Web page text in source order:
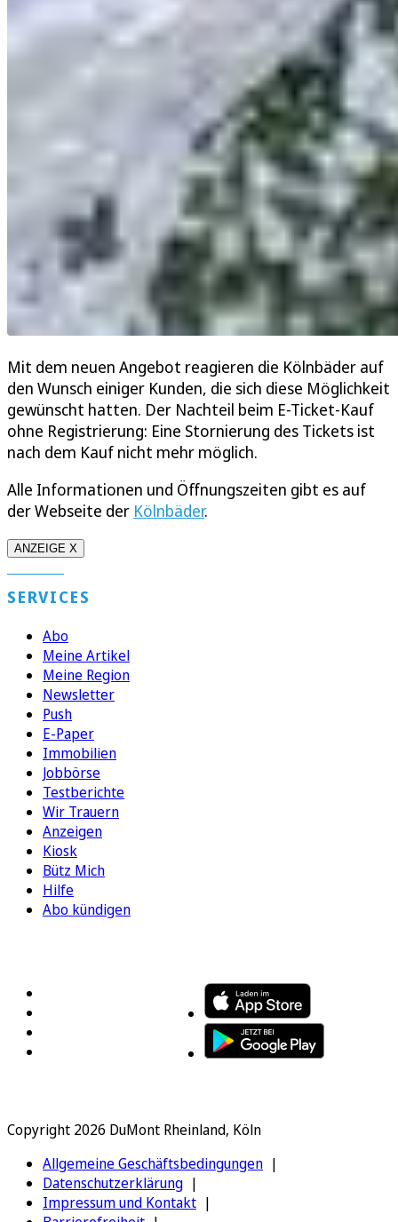
Mit dem neuen Angebot reagieren die Kölnbäder auf
den Wunsch einiger Kunden, die sich diese Möglichkeit
gewünscht hatten. Der Nachteil beim E-Ticket-Kauf
ohne Registrierung: Eine Stornierung des Tickets ist
nach dem Kauf nicht mehr möglich.
Alle Informationen und Öffnungszeiten gibt es auf
der Webseite der Kölnbäder.
ANZEIGE X
SERVICES
Abo
Meine Artikel
Meine Region
Newsletter
Push
E-Paper
Immobilien
Jobbörse
Testberichte
Wir Trauern
Anzeigen
Kiosk
Bütz Mich
Hilfe
Abo kündigen
Copyright 2026 DuMont Rheinland, Köln
Allgemeine Geschäftsbedingungen
Datenschutzerklärung
Impressum und Kontakt